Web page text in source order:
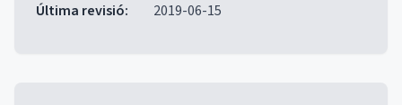
Última revisió: 2019-06-15